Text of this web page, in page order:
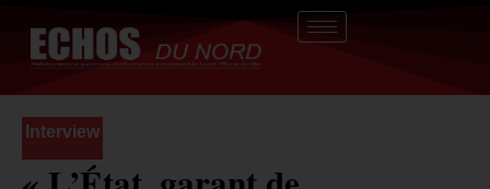
contenu
Interview